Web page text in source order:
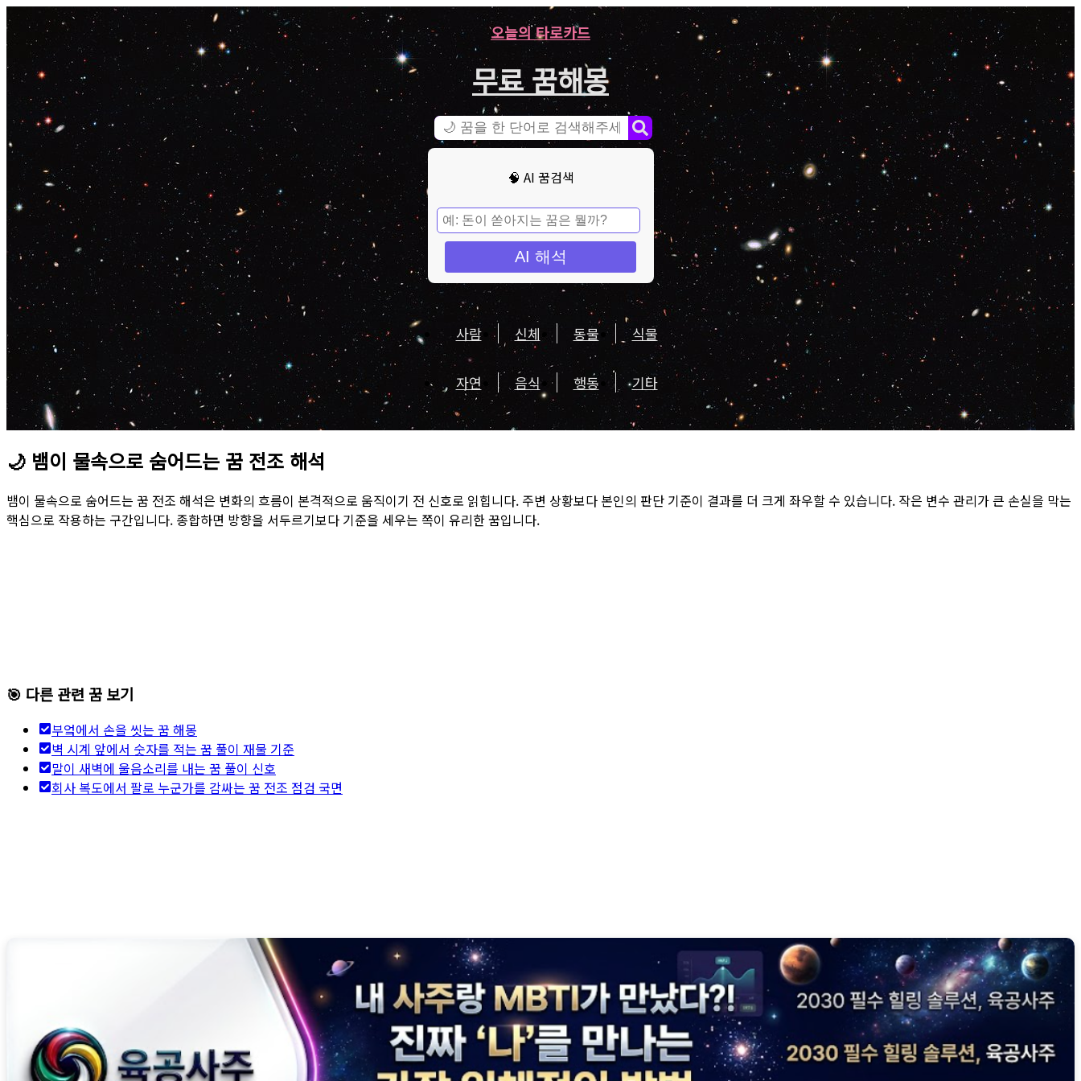
오늘의 타로카드
무료 꿈해몽
🧠 AI 꿈검색
AI 해석
사람 신체 동물 식물
자연 음식 행동 기타
🌙 뱀이 물속으로 숨어드는 꿈 전조 해석
뱀이 물속으로 숨어드는 꿈 전조 해석은 변화의 흐름이 본격적으로 움직이기 전 신호로 읽힙니다. 주변 상황보다 본인의 판단 기준이 결과를 더 크게 좌우할 수 있습니다. 작은 변수 관리가 큰 손실을 막는
핵심으로 작용하는 구간입니다. 종합하면 방향을 서두르기보다 기준을 세우는 쪽이 유리한 꿈입니다.
🎯 다른 관련 꿈 보기
부엌에서 손을 씻는 꿈 해몽
벽 시계 앞에서 숫자를 적는 꿈 풀이 재물 기준
말이 새벽에 울음소리를 내는 꿈 풀이 신호
회사 복도에서 팔로 누군가를 감싸는 꿈 전조 점검 국면